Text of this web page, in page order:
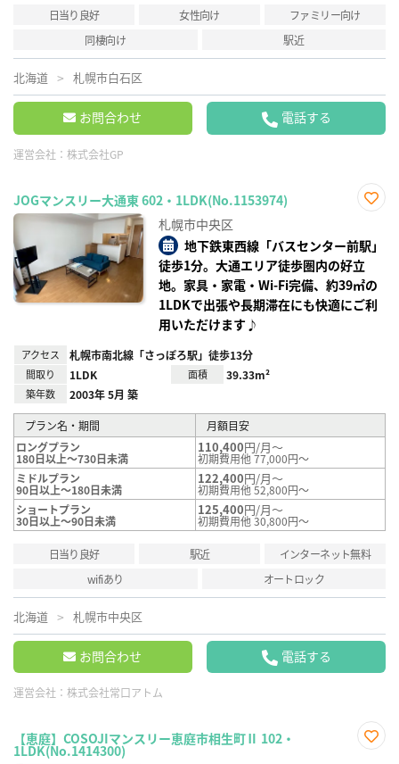
日当り良好 女性向け
ファミリー向け
同棲向け
駅近
北海道 札幌市白石区
お問合わせ 電話する
運営会社： 株式会社GP
JOGマンスリー大通東 602・1LDK(No.1153974)
り登
録
札幌市中央区
地下鉄東西線「バスセンター前駅」
徒歩1分。大通エリア徒歩圏内の好立
地。家具・家電・Wi-Fi完備、約39㎡の
1LDKで出張や長期滞在にも快適にご利
用いただけます♪
アクセス 札幌市南北線「さっぽろ駅」徒歩13分
間取り 1LDK 面積 39.33m²
築年数 2003年 5月 築
プラン名・期間
月額目安
ロングプラン
180日以上～730日未満
110,400円/月～
初期費用他 77,000円～
ミドルプラン
90日以上～180日未満
122,400円/月～
初期費用他 52,800円～
ショートプラン
30日以上～90日未満
125,400円/月～
初期費用他 30,800円～
日当り良好 駅近
インターネット無料
wifiあり
オートロック
北海道 札幌市中央区
お問合わせ 電話する
運営会社： 株式会社常口アトム
【恵庭】COSOJIマンスリー恵庭市相生町Ⅱ 102・
1LDK(No.1414300)